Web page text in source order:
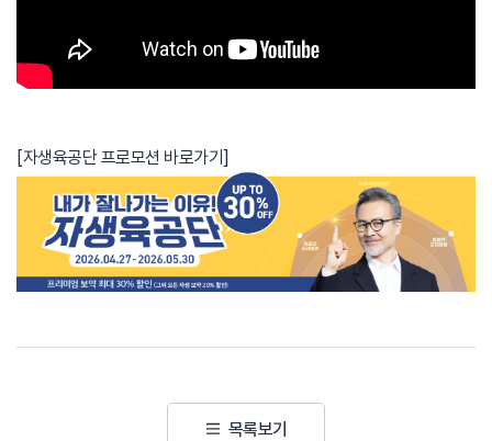
[자생육공단 프로모션 바로가기]
목록보기